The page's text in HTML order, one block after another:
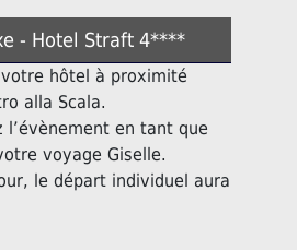
- Hotel Straft 4****
hôtel à proximité
alla Scala.
l’évènement en tant que
voyage Giselle.
le départ individuel aura